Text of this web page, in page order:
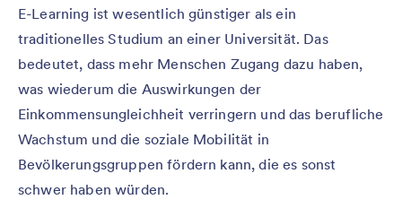
E-Learning ist wesentlich günstiger als ein
traditionelles Studium an einer Universität. Das
bedeutet, dass mehr Menschen Zugang dazu haben,
was wiederum die Auswirkungen der
Einkommensungleichheit verringern und das berufliche
Wachstum und die soziale Mobilität in
Bevölkerungsgruppen fördern kann, die es sonst
schwer haben würden.